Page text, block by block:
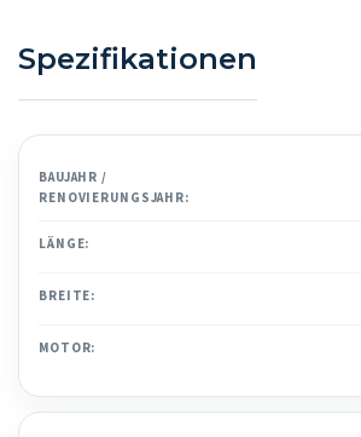
Spezifikationen
BAUJAHR /
RENOVIERUNGSJAHR:
LÄNGE:
BREITE:
MOTOR: